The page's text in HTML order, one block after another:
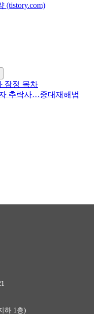
(tistory.com)
잠정 목차
추락사…중대재해법
하 1층)